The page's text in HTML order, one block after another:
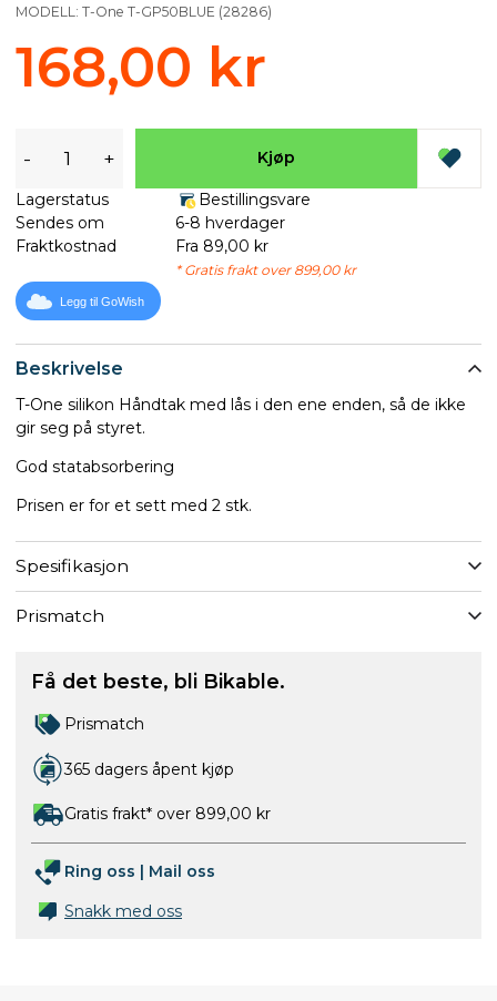
Beskrivelse
T-One silikon Håndtak med lås i den ene enden, så de ikke
gir seg på styret.
God statabsorbering
Prisen er for et sett med 2 stk.
Spesifikasjon
Prismatch
MODELL: T-One T-GP50BLUE (28286)
168,00 kr
- + Kjøp
Lagerstatus
Bestillingsvare
Sendes om
6-8 hverdager
Fraktkostnad
Fra 89,00 kr
* Gratis frakt over 899,00 kr
Legg til GoWish
Få det beste, bli Bikable.
Prismatch
365 dagers åpent kjøp
Gratis frakt* over 899,00 kr
Ring oss | Mail oss
Snakk med oss